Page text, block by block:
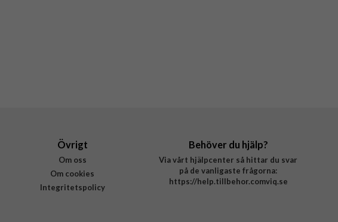
Övrigt
Om oss
Om cookies
Integritetspolicy
Behöver du hjälp?
Via vårt hjälpcenter så hittar du svar
på de vanligaste frågorna:
https://help.tillbehor.comviq.se